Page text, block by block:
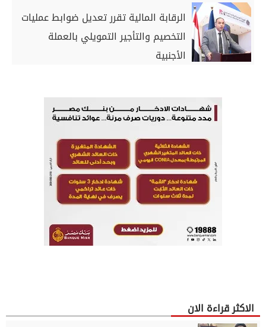
الرقابة المالية تقرر تعديل ضوابط عمليات
التخصيم والتأجير التمويلي بالعملة
الأجنبية
الاكثر قراءة الان